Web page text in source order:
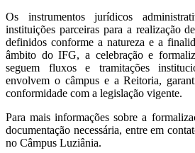
Os instrumentos jurídicos
instituições parceiras para a realização
definidos conforme a natureza e a
âmbito do IFG, a celebração e
seguem fluxos e tramitações
envolvem o câmpus e a Reitoria,
conformidade com a legislação vigente.
Para mais informações sobre a
documentação necessária, entre em
no Câmpus Luziânia.